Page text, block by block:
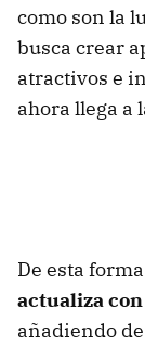
como son la
busca crear
atractivos e
ahora llega a
De esta forma
actualiza
añadiendo